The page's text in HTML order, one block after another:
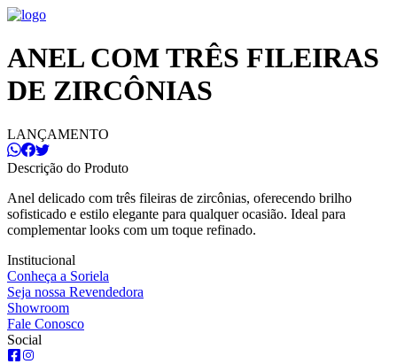
ANEL COM TRÊS FILEIRAS
DE ZIRCÔNIAS
LANÇAMENTO
Descrição do Produto
Anel delicado com três fileiras de zircônias, oferecendo brilho
sofisticado e estilo elegante para qualquer ocasião. Ideal para
complementar looks com um toque refinado.
Institucional
Conheça a Soriela
Seja nossa Revendedora
Showroom
Fale Conosco
Social